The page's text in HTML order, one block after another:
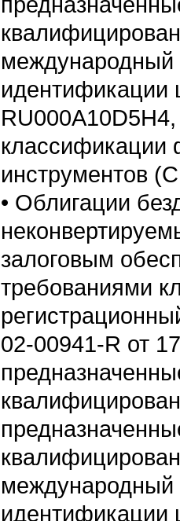
международный
идентификации
классификации
инструментов
• Облигации
залоговым
требованиями
02-00941-R от
международный
идентификации